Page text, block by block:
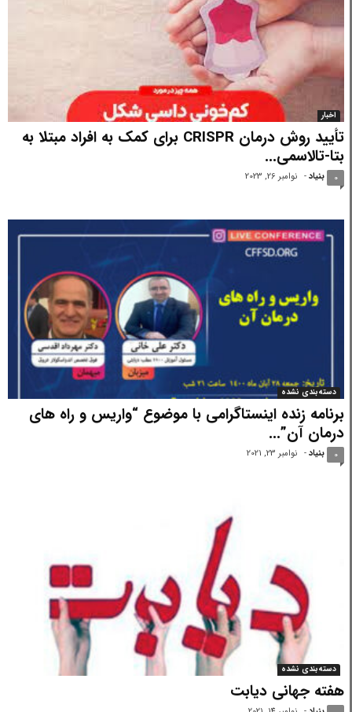
اخبار
تأیید روش درمان CRISPR برای کمک به افراد مبتلا به
بتا-تالاسمی...
بنیاد - نوامبر 26, 2023 0
دسته‌بندی نشده
برنامه زنده اینستاگرامی با موضوع “واریس و راه های
درمان آن”...
بنیاد - نوامبر 23, 2021 0
دسته‌بندی نشده
هفته جهانی دیابت